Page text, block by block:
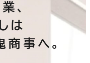
、
は
事へ。